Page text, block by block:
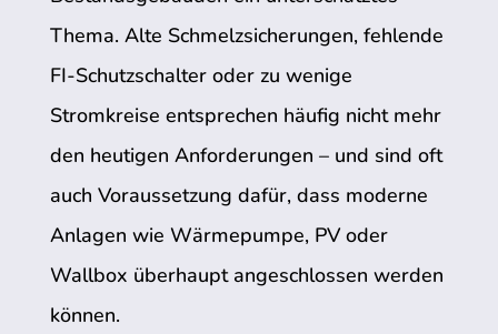
Thema. Alte Schmelzsicherungen, fehlende
FI-Schutzschalter oder zu wenige
Stromkreise entsprechen häufig nicht mehr
den heutigen Anforderungen – und sind oft
auch Voraussetzung dafür, dass moderne
Anlagen wie Wärmepumpe, PV oder
Wallbox überhaupt angeschlossen werden
können.